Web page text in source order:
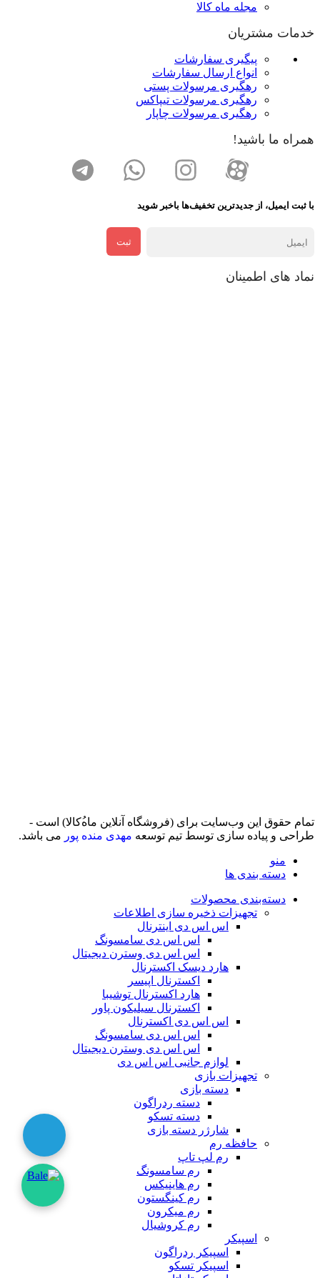
مجله ماه کالا
خدمات مشتریان
پیگیری سفارشات
انواع ارسال سفارشات
رهگیری مرسولات پستی
رهگیری مرسولات تیپاکس
رهگیری مرسولات چاپار
همراه ما باشید!
با ثبت ایمیل، از جدید‌ترین تخفیف‌ها با‌خبر شوید
ثبت
نماد های اطمینان
تمام حقوق اين وب‌سايت برای (فروشگاه آنلاین ماه‌‌‌‌‌‌ُکالا) است -
طراحی و پیاده سازی توسط تیم توسعه مهدی منده پور می باشد.
منو
دسته بندی ها
دسته‌بندی محصولات
تجهیزات ذخیره سازی اطلاعات
اس اس دی اینترنال
اس اس دی سامسونگ
اس اس دی وسترن دیجیتال
هارد دیسک اکسترنال
اکسترنال اپیسر
هارد اکسترنال توشیبا
اکسترنال سیلیکون پاور
اس اس دی اکسترنال
اس اس دی سامسونگ
اس اس دی وسترن دیجیتال
لوازم جانبی اس اس دی
تجهیزات بازی
دسته بازی
دسته ردراگون
دسته تسکو
شارژر دسته بازی
حافظه رم
رم لپ تاپ
رم سامسونگ
رم هاینیکس
رم کینگستون
رم میکرون
رم کروشیال
اسپیکر
اسپیکر ردراگون
اسپیکر تسکو